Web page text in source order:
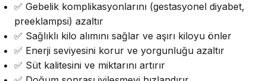
✅ Gebelik komplikasyonlarını (gestasyonel diyabet,
preeklampsi) azaltır
✅ Sağlıklı kilo alımını sağlar ve aşırı kiloyu önler
✅ Enerji seviyesini korur ve yorgunluğu azaltır
✅ Süt kalitesini ve miktarını artırır